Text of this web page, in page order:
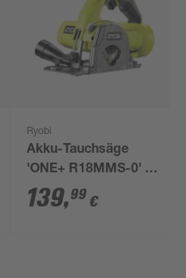
Ryobi
Akku-Tauchsäge
'ONE+ R18MMS-0' 18
V ohne Akku, Ø 85
mm
139,99 €